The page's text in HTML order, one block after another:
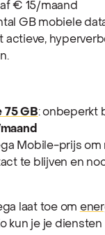
€ 15/maand
GB mobiele
actieve,
75 GB: onbeperkt
Mobile-prijs om
te blijven en
laat toe om
kun je je